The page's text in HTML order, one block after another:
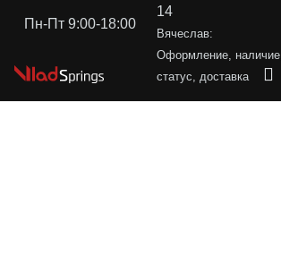
Пн-Пт 9:00-18:00
14
Вячеслав:
Оформление, наличие,
статус, доставка